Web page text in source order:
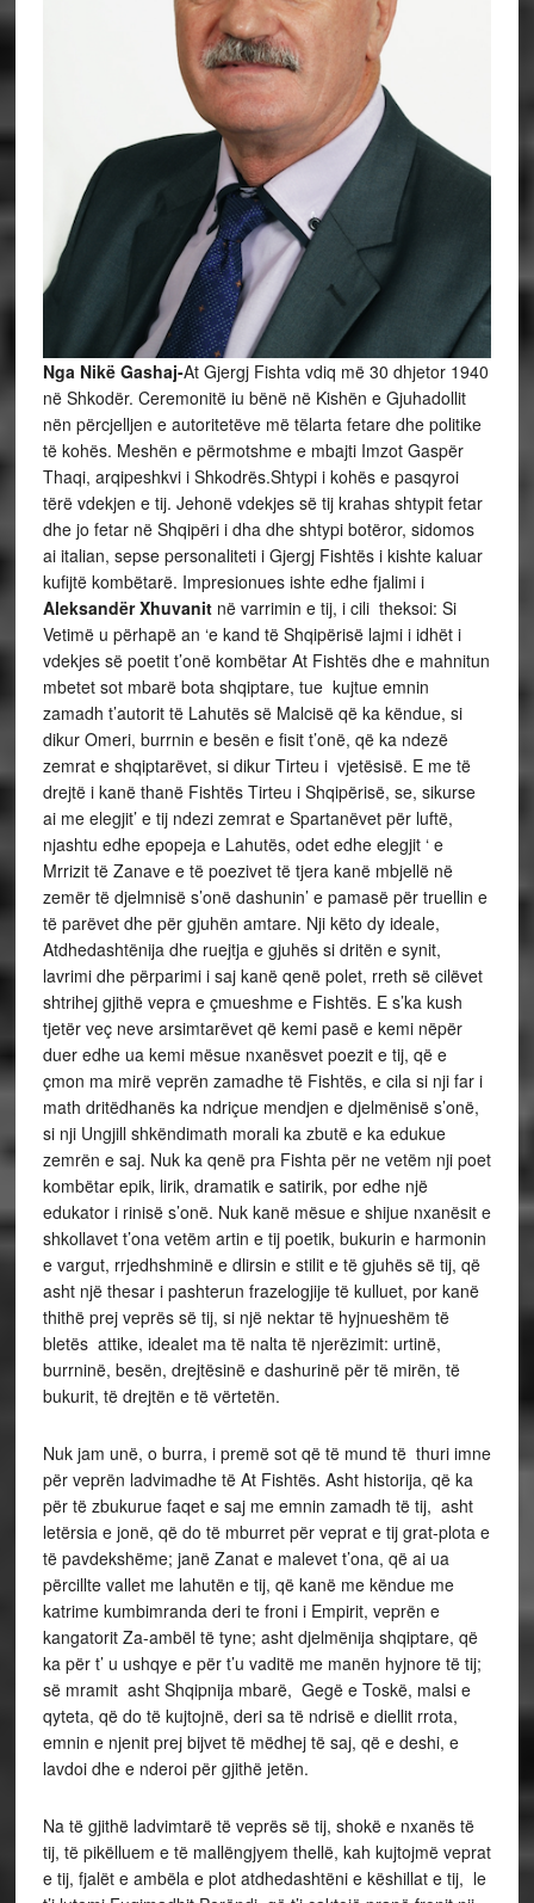
Nga Nikë Gashaj-At Gjergj Fishta vdiq më 30 dhjetor 1940
në Shkodër. Ceremonitë iu bënë në Kishën e Gjuhadollit
nën përcjelljen e autoritetëve më tëlarta fetare dhe politike
të kohës. Meshën e përmotshme e mbajti Imzot Gaspër
Thaqi, arqipeshkvi i Shkodrës.Shtypi i kohës e pasqyroi
tërë vdekjen e tij. Jehonë vdekjes së tij krahas shtypit fetar
dhe jo fetar në Shqipëri i dha dhe shtypi botëror, sidomos
ai italian, sepse personaliteti i Gjergj Fishtës i kishte kaluar
kufijtë kombëtarë. Impresionues ishte edhe fjalimi i
Aleksandër Xhuvanitnë varrimin e tij, i cili theksoi: Si
Vetimë u përhapë an ‘e kand të Shqipërisë lajmi i idhët i
vdekjes së poetit t’onë kombëtar At Fishtës dhe e mahnitun
mbetet sot mbarë bota shqiptare, tue kujtue emnin
zamadh t’autorit të Lahutës së Malcisë që ka këndue, si
dikur Omeri, burrnin e besën e fisit t’onë, që ka ndezë
zemrat e shqiptarëvet, si dikur Tirteu i vjetësisë. E me të
drejtë i kanë thanë Fishtës Tirteu i Shqipërisë, se, sikurse
ai me elegjit’ e tij ndezi zemrat e Spartanëvet për luftë,
njashtu edhe epopeja e Lahutës, odet edhe elegjit ‘ e
Mrrizit të Zanave e të poezivet të tjera kanë mbjellë në
zemër të djelmnisë s’onë dashunin’ e pamasë për truellin e
të parëvet dhe për gjuhën amtare. Nji këto dy ideale,
Atdhedashtënija dhe ruejtja e gjuhës si dritën e synit,
lavrimi dhe përparimi i saj kanë qenë polet, rreth së cilëvet
shtrihej gjithë vepra e çmueshme e Fishtës. E s’ka kush
tjetër veç neve arsimtarëvet që kemi pasë e kemi nëpër
duer edhe ua kemi mësue nxanësvet poezit e tij, që e
çmon ma mirë veprën zamadhe të Fishtës, e cila si nji far i
math dritëdhanës ka ndriçue mendjen e djelmënisë s’onë,
si nji Ungjill shkëndimath morali ka zbutë e ka edukue
zemrën e saj. Nuk ka qenë pra Fishta për ne vetëm nji poet
kombëtar epik, lirik, dramatik e satirik, por edhe një
edukator i rinisë s’onë. Nuk kanë mësue e shijue nxanësit e
shkollavet t’ona vetëm artin e tij poetik, bukurin e harmonin
e vargut, rrjedhshminë e dlirsin e stilit e të gjuhës së tij, që
asht një thesar i pashterun frazelogjije të kulluet, por kanë
thithë prej veprës së tij, si një nektar të hyjnueshëm të
bletës attike, idealet ma të nalta të njerëzimit: urtinë,
burrninë, besën, drejtësinë e dashurinë për të mirën, të
bukurit, të drejtën e të vërtetën.
Nuk jam unë, o burra, i premë sot që të mund të thuri imne
për veprën ladvimadhe të At Fishtës. Asht historija, që ka
për të zbukurue faqet e saj me emnin zamadh të tij, asht
letërsia e jonë, që do të mburret për veprat e tij grat-plota e
të pavdekshëme; janë Zanat e malevet t’ona, që ai ua
përcillte vallet me lahutën e tij, që kanë me këndue me
katrime kumbimranda deri te froni i Empirit, veprën e
kangatorit Za-ambël të tyne; asht djelmënija shqiptare, që
ka për t’ u ushqye e për t’u vaditë me manën hyjnore të tij;
së mramit asht Shqipnija mbarë, Gegë e Toskë, malsi e
qyteta, që do të kujtojnë, deri sa të ndrisë e diellit rrota,
emnin e njenit prej bijvet të mëdhej të saj, që e deshi, e
lavdoi dhe e nderoi për gjithë jetën.
Na të gjithë ladvimtarë të veprës së tij, shokë e nxanës të
tij, të pikëlluem e të mallëngjyem thellë, kah kujtojmë veprat
e tij, fjalët e ambëla e plot atdhedashtëni e këshillat e tij, le